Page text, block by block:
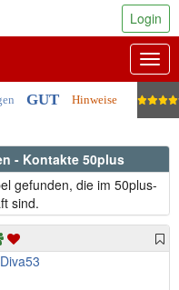
GUT Hinweise
Login
- Kontakte 50plus
gefunden, die im 50plus-
sind.